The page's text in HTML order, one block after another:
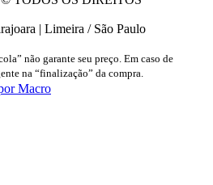
| Limeira / São Paulo
não garante seu preço. Em caso de
na “finalização” da compra.
Macro